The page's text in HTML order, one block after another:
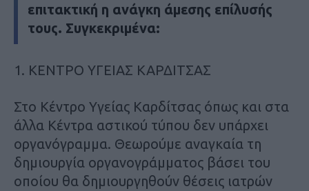
επιτακτική η ανάγκη άμεσης επίλυσής
τους. Συγκεκριμένα:
1. ΚΕΝΤΡΟ ΥΓΕΙΑΣ ΚΑΡΔΙΤΣΑΣ
Στο Κέντρο Υγείας Καρδίτσας όπως και στα
άλλα Κέντρα αστικού τύπου δεν υπάρχει
οργανόγραμμα. Θεωρούμε αναγκαία τη
δημιουργία οργανογράμματος βάσει του
οποίου θα δημιουργηθούν θέσεις ιατρών